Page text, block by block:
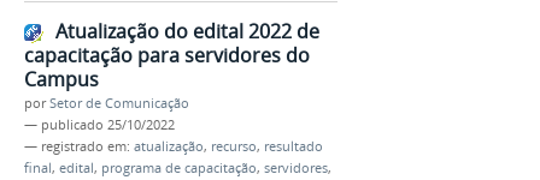
Atualização do edital 2022 de
capacitação para servidores do
Campus
porSetor de Comunicação
— publicado 25/10/2022
— registrado em: atualização, recurso, resultado
final, edital, programa de capacitação, servidores,